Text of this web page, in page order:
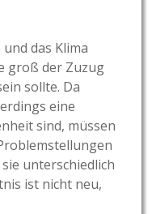
das Klima
groß der Zuzug
sollte. Da
eine
sind, müssen
unterschiedlich
ist nicht neu,